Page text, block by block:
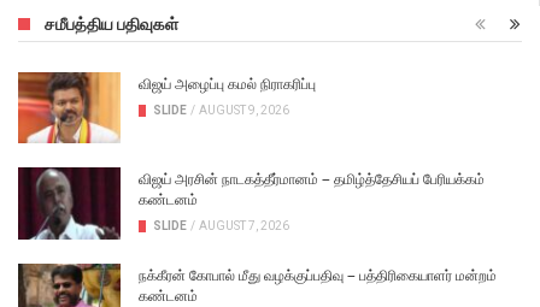
சமீபத்திய பதிவுகள்
விஜய் அழைப்பு கமல் நிராகரிப்பு
SLIDE / AUGUST 9, 2026
விஜய் அரசின் நாடகத்தீர்மானம் – தமிழ்த்தேசியப் பேரியக்கம்
கண்டனம்
SLIDE / AUGUST 7, 2026
நக்கீரன் கோபால் மீது வழக்குப்பதிவு – பத்திரிகையாளர் மன்றம்
கண்டனம்